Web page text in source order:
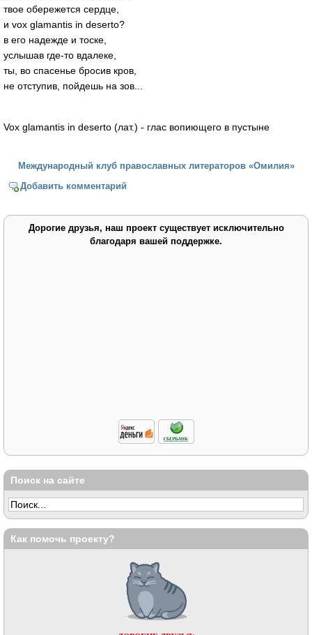
твое обережется сердце,
и vox glamantis in deserto?
в его надежде и тоске,
услышав где-то вдалеке,
ты, во спасенье бросив кров,
не отступив, пойдешь на зов...
Vox glamantis in deserto (лат.) - глас вопиющего в пустыне
Международный клуб православных литераторов «Омилия»
Добавить комментарий
Дорогие друзья, наш проект существует исключительно
благодаря вашей поддержке.
Поиск на сайте
Как помочь проекту?